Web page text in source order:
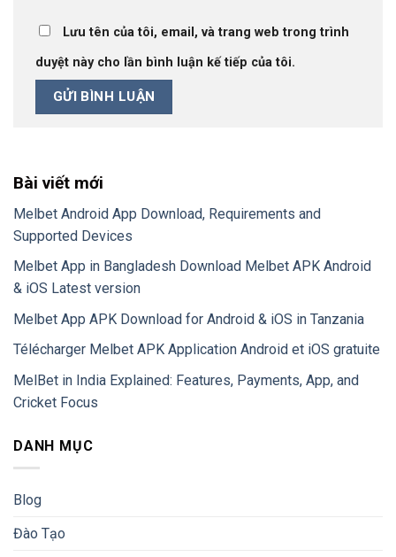
Lưu tên của tôi, email, và trang web trong trình
duyệt này cho lần bình luận kế tiếp của tôi.
Bài viết mới
Melbet Android App Download, Requirements and
Supported Devices
Melbet App in Bangladesh Download Melbet APK Android
& iOS Latest version
Melbet App APK Download for Android & iOS in Tanzania
Télécharger Melbet APK Application Android et iOS gratuite
MelBet in India Explained: Features, Payments, App, and
Cricket Focus
DANH MỤC
Blog
Đào Tạo